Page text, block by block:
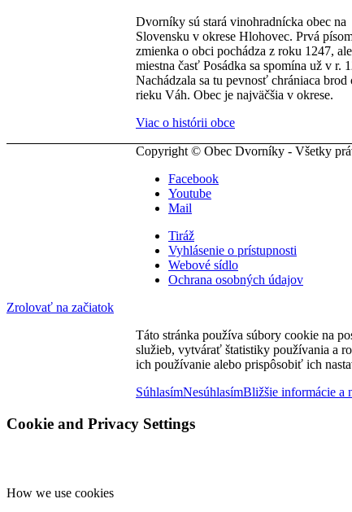
Dvorníky sú stará vinohradnícka obec na
Slovensku v okrese Hlohovec. Prvá
zmienka o obci pochádza z roku 1247, ale
miestna časť Posádka sa spomína už v r.
Nachádzala sa tu pevnosť chrániaca brod
rieku Váh. Obec je najväčšia v okrese.
Viac o histórii obce
Copyright © Obec Dvorníky - Všetky
Facebook
Youtube
Mail
Tiráž
Vyhlásenie o prístupnosti
Webové sídlo
Ochrana osobných údajov
Zrolovať na začiatok
Táto stránka používa súbory cookie na
služieb, vytvárať štatistiky používania a
ich používanie alebo prispôsobiť ich
SúhlasímNesúhlasímBližšie informácie a
Cookie and Privacy Settings
How we use cookies